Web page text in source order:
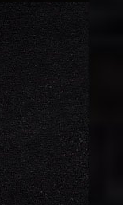
170 TL
170 TL
85 TL